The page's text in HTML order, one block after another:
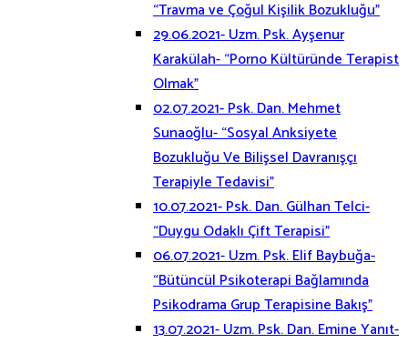
“Travma ve Çoğul Kişilik Bozukluğu”
29.06.2021- Uzm. Psk. Ayşenur
Karakülah- “Porno Kültüründe Terapist
Olmak”
02.07.2021- Psk. Dan. Mehmet
Sunaoğlu- “Sosyal Anksiyete
Bozukluğu Ve Bilişsel Davranışçı
Terapiyle Tedavisi”
10.07.2021- Psk. Dan. Gülhan Telci-
“Duygu Odaklı Çift Terapisi”
06.07.2021- Uzm. Psk. Elif Baybuğa-
“Bütüncül Psikoterapi Bağlamında
Psikodrama Grup Terapisine Bakış”
13.07.2021- Uzm. Psk. Dan. Emine Yanıt-